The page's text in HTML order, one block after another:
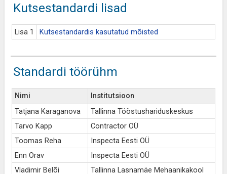
Kutsestandardi lisad
Lisa 1 Kutsestandardis kasutatud mõisted
Standardi töörühm
Nimi
Institutsioon
Tatjana Karaganova
Tallinna Tööstushariduskeskus
Tarvo Kapp
Contractor OÜ
Toomas Reha
Inspecta Eesti OÜ
Enn Orav
Inspecta Eesti OÜ
Vladimir Belõi
Tallinna Lasnamäe Mehaanikakool